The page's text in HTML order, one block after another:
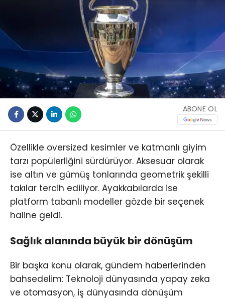
ABONE OL
Özellikle oversized kesimler ve katmanlı giyim
tarzı popülerliğini sürdürüyor. Aksesuar olarak
ise altın ve gümüş tonlarında geometrik şekilli
takılar tercih ediliyor. Ayakkabılarda ise
platform tabanlı modeller gözde bir seçenek
haline geldi.
Sağlık alanında büyük bir dönüşüm
Bir başka konu olarak, gündem haberlerinden
bahsedelim: Teknoloji dünyasında yapay zeka
ve otomasyon, iş dünyasında dönüşüm